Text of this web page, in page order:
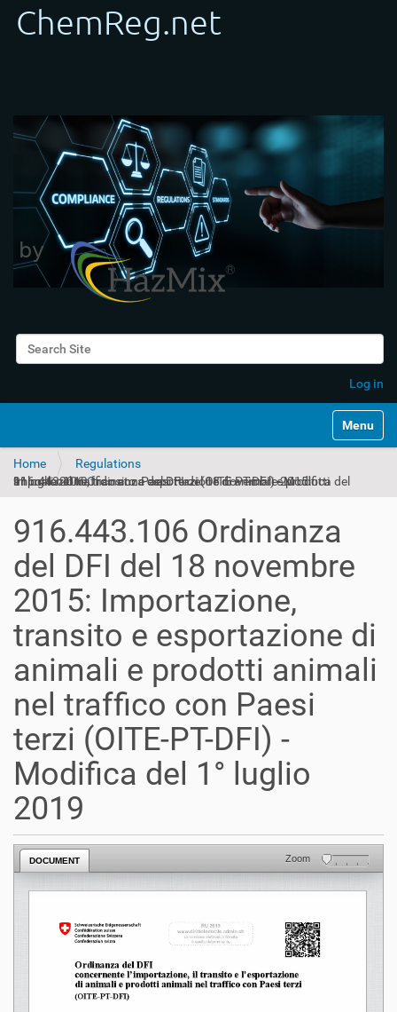
Search Site
Log in
Toggle
Home
Regulations
916.443.106 Ordinanza del DFI del 18 novembre 2015: Importazione, transito e esportazione di animali e prodotti animali nel traffico con Paesi terzi (OITE-PT-DFI) - Modifica del 1° luglio 2019
916.443.106 Ordinanza
del DFI del 18 novembre
2015: Importazione,
transito e esportazione di
animali e prodotti animali
nel traffico con Paesi
terzi (OITE-PT-DFI) -
Modifica del 1° luglio
2019
DOCUMENT Zoom